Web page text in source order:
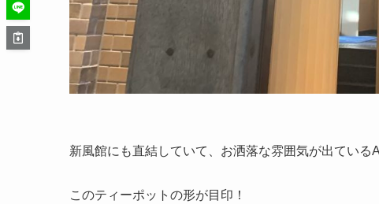
新風館にも直結していて、お洒落な雰囲気が出ている
このティーポットの形が目印！